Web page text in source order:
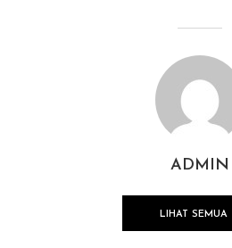
ADMIN
LIHAT SEMUA